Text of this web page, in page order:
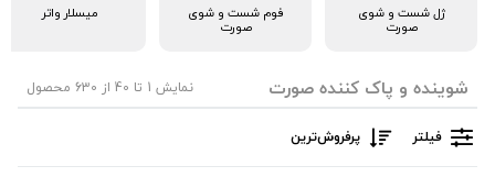
ژل شست و شوی
صورت
فوم شست و شوی
صورت
میسلار واتر
شوینده و پاک کننده صورت نمایش 1 تا 40 از 630 محصول
فیلتر پرفروش‌ترین‌